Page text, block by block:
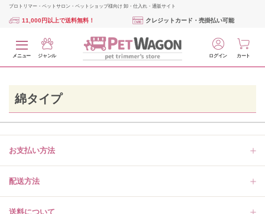
プロトリマー・ペットサロン・ペットショップ様向け 卸・仕入れ・通販サイト
11,000円以上で送料無料！ クレジットカード・売掛払い可能
メニュー ジャンル ログイン カート
綿タイプ
お支払い方法
配送方法
送料について